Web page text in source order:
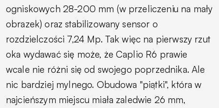
ogniskowych 28-200 mm (w przeliczeniu na mały
obrazek) oraz stabilizowany sensor o
rozdzielczości 7,24 Mp. Tak więc na pierwszy rzut
oka wydawać się może, że Caplio R6 prawie
wcale nie różni się od swojego poprzednika. Ale
nic bardziej mylnego. Obudowa "piątki", która w
najcieńszym miejscu miała zaledwie 26 mm,